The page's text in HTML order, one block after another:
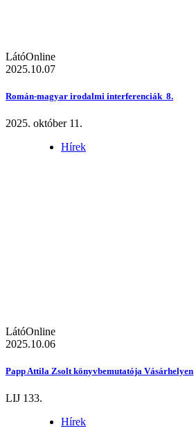
LátóOnline
2025.10.07
Román-magyar irodalmi interferenciák 8.
2025. október 11.
Hírek
LátóOnline
2025.10.06
Papp Attila Zsolt könyvbemutatója Vásárhelyen
LIJ 133.
Hírek